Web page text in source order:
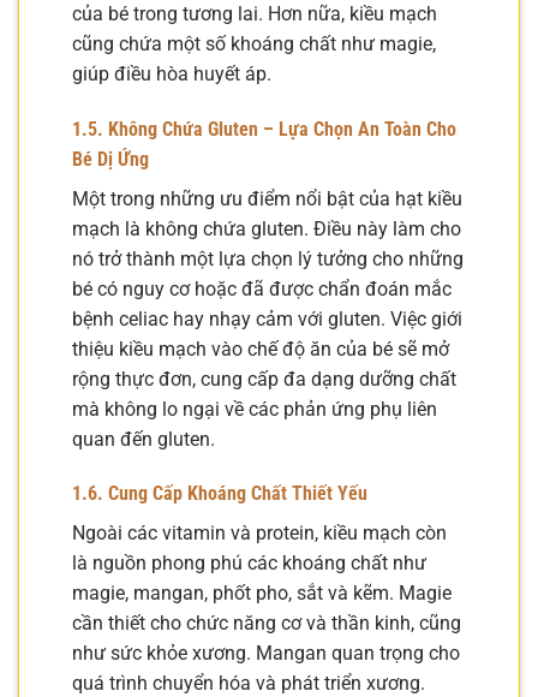
của bé trong tương lai. Hơn nữa, kiều mạch
cũng chứa một số khoáng chất như magie,
giúp điều hòa huyết áp.
1.5. Không Chứa Gluten – Lựa Chọn An Toàn Cho
Bé Dị Ứng
Một trong những ưu điểm nổi bật của hạt kiều
mạch là không chứa gluten. Điều này làm cho
nó trở thành một lựa chọn lý tưởng cho những
bé có nguy cơ hoặc đã được chẩn đoán mắc
bệnh celiac hay nhạy cảm với gluten. Việc giới
thiệu kiều mạch vào chế độ ăn của bé sẽ mở
rộng thực đơn, cung cấp đa dạng dưỡng chất
mà không lo ngại về các phản ứng phụ liên
quan đến gluten.
1.6. Cung Cấp Khoáng Chất Thiết Yếu
Ngoài các vitamin và protein, kiều mạch còn
là nguồn phong phú các khoáng chất như
magie, mangan, phốt pho, sắt và kẽm. Magie
cần thiết cho chức năng cơ và thần kinh, cũng
như sức khỏe xương. Mangan quan trọng cho
quá trình chuyển hóa và phát triển xương.